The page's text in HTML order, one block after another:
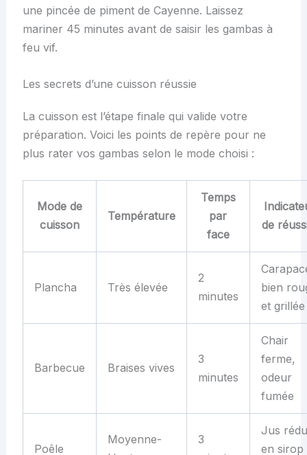
une pincée de piment de Cayenne. Laissez
mariner 45 minutes avant de saisir les gambas à
feu vif.
Les secrets d’une cuisson réussie
La cuisson est l’étape finale qui valide votre
préparation. Voici les points de repère pour ne
plus rater vos gambas selon le mode choisi :
Mode de
cuisson
Température
Temps
par
face
de
Plancha Très élevée
2
minutes
bien
et grillée
Barbecue Braises vives
3
minutes
Chair
ferme,
odeur
fumée
Poêle
Moyenne-
3
Jus
en sirop